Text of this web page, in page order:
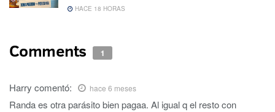
HACE 18 HORAS
Comments 1
Harry comentó: hace 6 meses
Randa es otra parásito bien pagaa. Al igual q el resto con